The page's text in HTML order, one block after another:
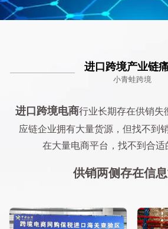
进口跨境产业链
小青蛙跨境
进口跨境电商行业长期存在供销失
应链企业拥有大量货源，但找不到
在大量电商平台，找不到合
供销两侧存在信